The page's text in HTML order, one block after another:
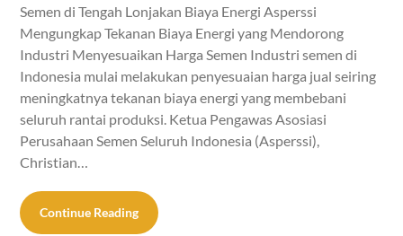
Semen di Tengah Lonjakan Biaya Energi Asperssi
Mengungkap Tekanan Biaya Energi yang Mendorong
Industri Menyesuaikan Harga Semen Industri semen di
Indonesia mulai melakukan penyesuaian harga jual seiring
meningkatnya tekanan biaya energi yang membebani
seluruh rantai produksi. Ketua Pengawas Asosiasi
Perusahaan Semen Seluruh Indonesia (Asperssi),
Christian…
Continue Reading